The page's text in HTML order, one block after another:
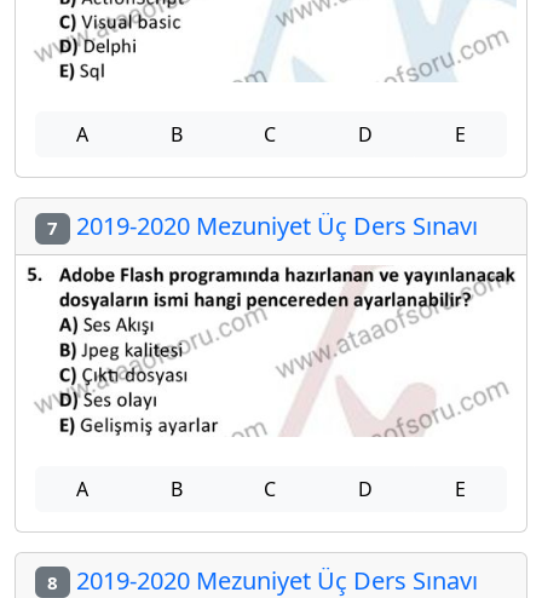
A B C D E
7 2019-2020 Mezuniyet Üç Ders Sınavı
A B C D E
8 2019-2020 Mezuniyet Üç Ders Sınavı